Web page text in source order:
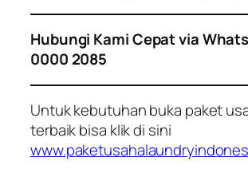
Hubungi Kami Cepat via
0000 2085
Untuk kebutuhan buka paket
terbaik bisa klik di sini